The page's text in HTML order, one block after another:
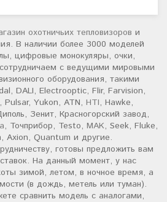
охотничьих тепловизоров и
В наличии более 3000 моделей
цифровые монокуляры, очки,
с ведущими мировыми
оборудования, такими
DALI, Electrooptic, Flir, Farvision,
Yukon, ATN, HTI, Hawke,
Зенит, Красногорский завод,
, Точприбор, Testo, MAK, Seek, Fluke,
Axion, Quantum и другие.
готовы предложить вам
На данный момент, у нас
зимой, летом, в ночное время, а
(в дождь, метель или туман).
сравнить модель с аналогами,